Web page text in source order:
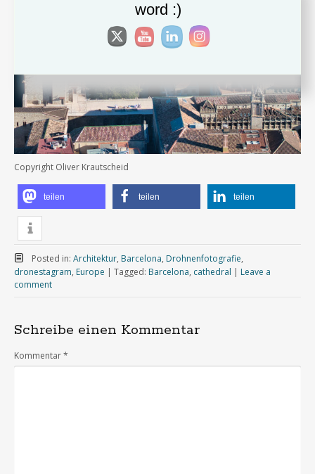
Copyright Oliver Krautscheid
teilen teilen teilen
Posted in: Architektur, Barcelona, Drohnenfotografie,
dronestagram, Europe | Tagged: Barcelona, cathedral | Leave a
comment
Schreibe einen Kommentar
Kommentar*
word :)